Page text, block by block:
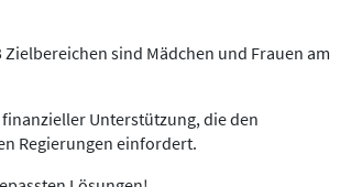
sind Mädchen und Frauen am
Unterstützung, die den
Regierungen einfordert.